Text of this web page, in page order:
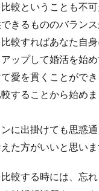
較ということも不
きるもののバラン
較すればあなた自
ップして婚活を始め
て愛を貫くことがで
することから始め
に出掛けても思惑
た方がいいと思い
較する時には、忘